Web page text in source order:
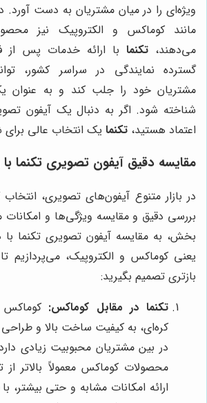
ویژه‌ای را در میان مشتریان به دست آورد.
مانند کوماکس و الکتروپیک نیز
می‌دهند،تکنما با ارائه خدمات پس
گسترده نمایندگی در سراسر کشور،
مشتریان خود را جلب کند و به عنوان
شناخته شود. اگر به دنبال یک آیفون
اعتماد هستید، تکنما یک انتخاب عالی
مقایسه دقیق آیفون تصویری تکنما با
در بازار متنوع آیفون‌های تصویری، انتخاب
بررسی دقیق و مقایسه ویژگی‌ها و
بخش، به مقایسه آیفون تصویری تکنما با
یعنی کوماکس و الکتروپیک، می‌پردازیم
بازتری تصمیم بگیرید:
تکنما در مقابل کوماکس: کوماکس
کره‌ای، به کیفیت ساخت بالا و
در بین مشتریان محبوبیت زیادی
محصولات کوماکس معمولاً بالاتر از
ارائه امکانات مشابه و حتی بیشتر،